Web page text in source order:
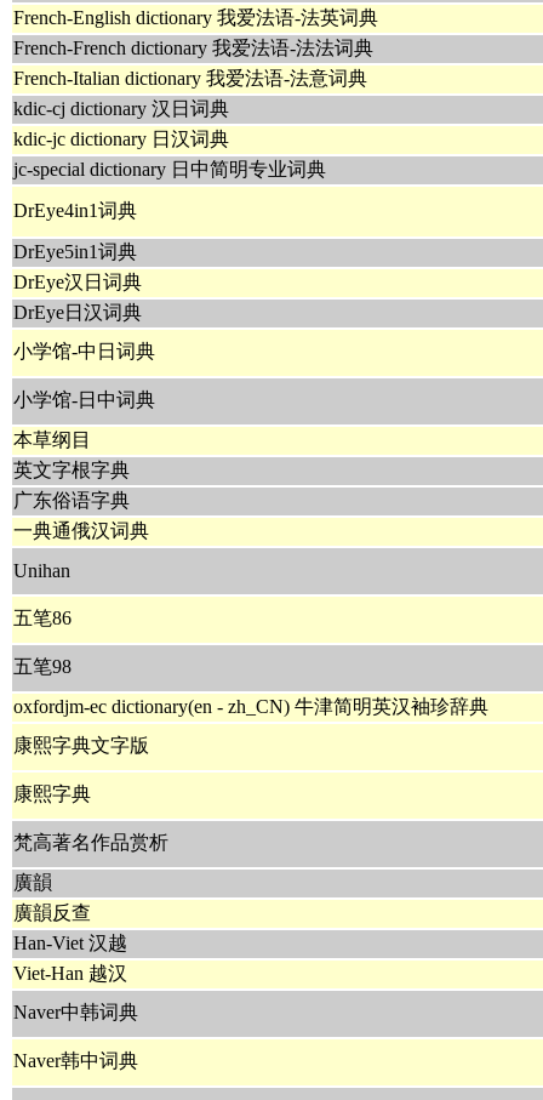
French-English dictionary 我爱法语-法英词典
French-French dictionary 我爱法语-法法词典
French-Italian dictionary 我爱法语-法意词典
kdic-cj dictionary 汉日词典
kdic-jc dictionary 日汉词典
jc-special dictionary 日中简明专业词典
DrEye4in1词典
DrEye5in1词典
DrEye汉日词典
DrEye日汉词典
小学馆-中日词典
小学馆-日中词典
本草纲目
英文字根字典
广东俗语字典
一典通俄汉词典
Unihan
五笔86
五笔98
oxfordjm-ec dictionary(en - zh_CN) 牛津简明英汉袖珍辞典
康熙字典文字版
康熙字典
梵高著名作品赏析
廣韻
廣韻反查
Han-Viet 汉越
Viet-Han 越汉
Naver中韩词典
Naver韩中词典